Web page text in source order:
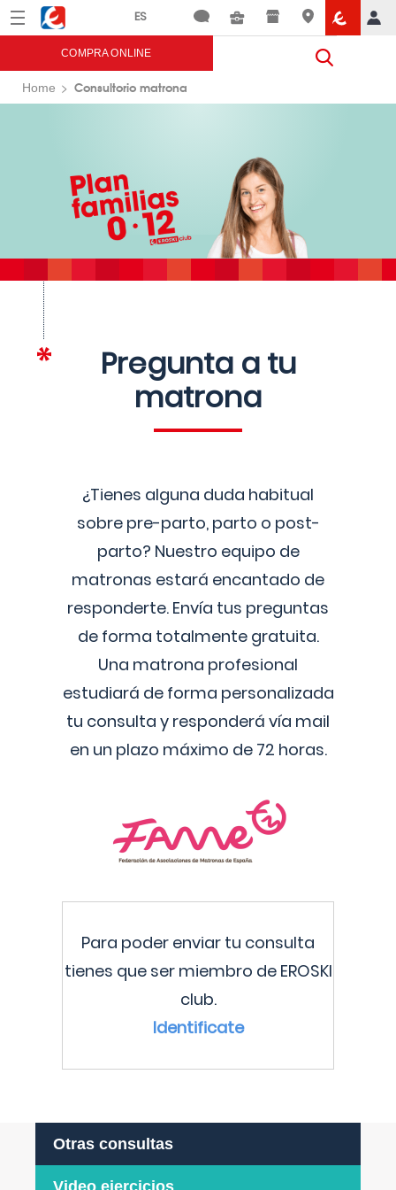
Menú Eroski
COMPRA ONLINE
Home Consultorio matrona
Pregunta a tu
matrona
¿Tienes alguna duda habitual
sobre pre-parto, parto o post-
parto? Nuestro equipo de
matronas estará encantado de
responderte. Envía tus preguntas
de forma totalmente gratuita.
Una matrona profesional
estudiará de forma personalizada
tu consulta y responderá vía mail
en un plazo máximo de 72 horas.
Para poder enviar tu consulta
tienes que ser miembro de EROSKI
club.
Identificate
Otras consultas
Video ejercicios